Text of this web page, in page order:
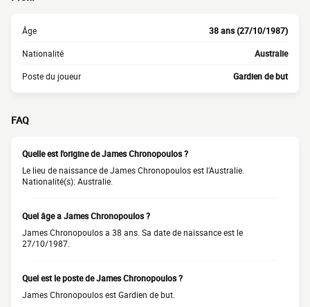
Âge 38 ans (27/10/1987)
Nationalité Australie
Poste du joueur Gardien de but
FAQ
Quelle est l'origine de James Chronopoulos ?
Le lieu de naissance de James Chronopoulos est l'Australie.
Nationalité(s): Australie.
Quel âge a James Chronopoulos ?
James Chronopoulos a 38 ans. Sa date de naissance est le
27/10/1987.
Quel est le poste de James Chronopoulos ?
James Chronopoulos est Gardien de but.